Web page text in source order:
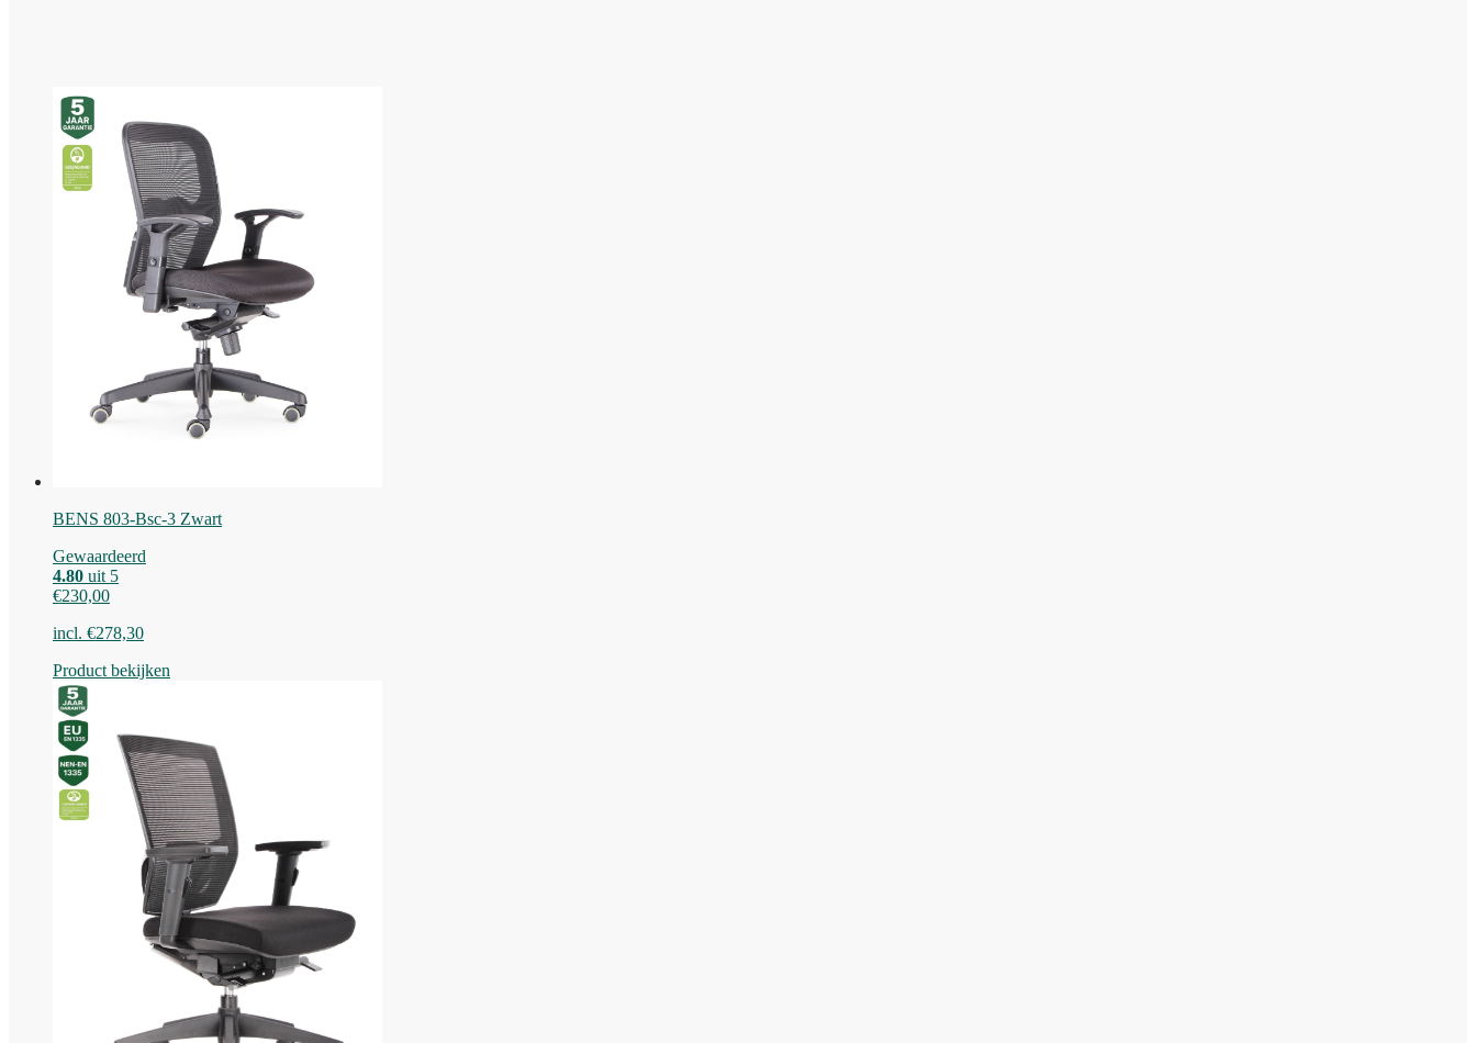
BENS 803-Bsc-3 Zwart
Gewaardeerd
4.80 uit 5
€230,00
incl. €278,30
Product bekijken